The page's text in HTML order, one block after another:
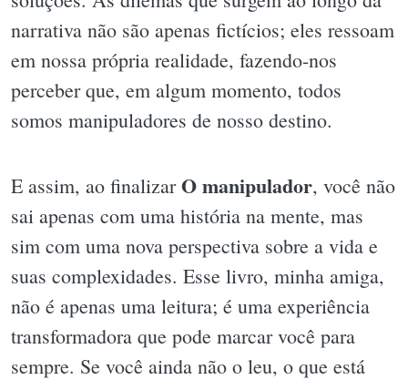
narrativa não são apenas fictícios; eles ressoam
em nossa própria realidade, fazendo-nos
perceber que, em algum momento, todos
somos manipuladores de nosso destino.
E assim, ao finalizarO manipulador, você não
sai apenas com uma história na mente, mas
sim com uma nova perspectiva sobre a vida e
suas complexidades. Esse livro, minha amiga,
não é apenas uma leitura; é uma experiência
transformadora que pode marcar você para
sempre. Se você ainda não o leu, o que está